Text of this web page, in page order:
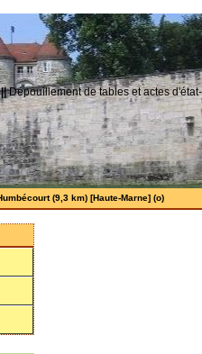
Dépouillement de tables et actes
(9,3 km) [Haute-Marne] (o)